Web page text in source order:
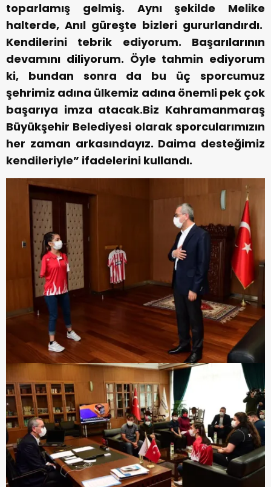
toparlamış gelmiş. Aynı şekilde Melike
halterde, Anıl güreşte bizleri gururlandırdı.
Kendilerini tebrik ediyorum. Başarılarının
devamını diliyorum. Öyle tahmin ediyorum
ki, bundan sonra da bu üç sporcumuz
şehrimiz adına ülkemiz adına önemli pek çok
başarıya imza atacak.Biz Kahramanmaraş
Büyükşehir Belediyesi olarak sporcularımızın
her zaman arkasındayız. Daima desteğimiz
kendileriyle” ifadelerini kullandı.